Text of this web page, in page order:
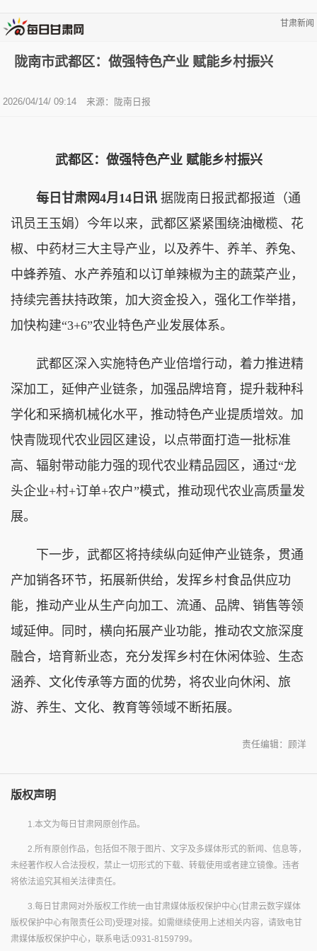
甘肃新闻
陇南市武都区：做强特色产业 赋能乡村振兴
2026/04/14/ 09:14 来源：陇南日报
武都区：做强特色产业 赋能乡村振兴
每日甘肃网4月14日讯 据陇南日报武都报道（通
讯员王玉娟）今年以来，武都区紧紧围绕油橄榄、花
椒、中药材三大主导产业，以及养牛、养羊、养兔、
中蜂养殖、水产养殖和以订单辣椒为主的蔬菜产业，
持续完善扶持政策，加大资金投入，强化工作举措，
加快构建“3+6”农业特色产业发展体系。
武都区深入实施特色产业倍增行动，着力推进精
深加工，延伸产业链条，加强品牌培育，提升栽种科
学化和采摘机械化水平，推动特色产业提质增效。加
快青陇现代农业园区建设，以点带面打造一批标准
高、辐射带动能力强的现代农业精品园区，通过“龙
头企业+村+订单+农户”模式，推动现代农业高质量发
展。
下一步，武都区将持续纵向延伸产业链条，贯通
产加销各环节，拓展新供给，发挥乡村食品供应功
能，推动产业从生产向加工、流通、品牌、销售等领
域延伸。同时，横向拓展产业功能，推动农文旅深度
融合，培育新业态，充分发挥乡村在休闲体验、生态
涵养、文化传承等方面的优势，将农业向休闲、旅
游、养生、文化、教育等领域不断拓展。
责任编辑：顾洋
版权声明
1.本文为每日甘肃网原创作品。
2.所有原创作品，包括但不限于图片、文字及多媒体形式的新闻、信息等，
未经著作权人合法授权，禁止一切形式的下载、转载使用或者建立镜像。违者
将依法追究其相关法律责任。
3.每日甘肃网对外版权工作统一由甘肃媒体版权保护中心(甘肃云数字媒体
版权保护中心有限责任公司)受理对接。如需继续使用上述相关内容，请致电甘
肃媒体版权保护中心，联系电话:0931-8159799。